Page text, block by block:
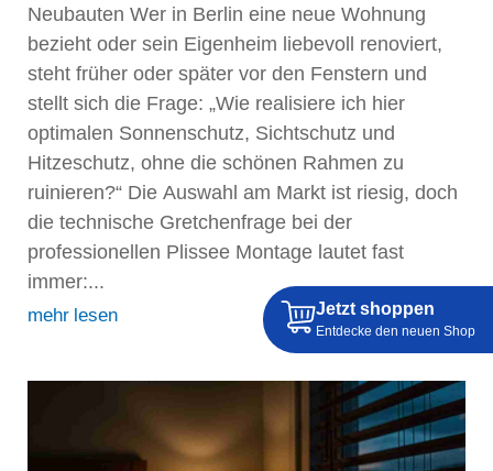
Neubauten Wer in Berlin eine neue Wohnung
bezieht oder sein Eigenheim liebevoll renoviert,
steht früher oder später vor den Fenstern und
stellt sich die Frage: „Wie realisiere ich hier
optimalen Sonnenschutz, Sichtschutz und
Hitzeschutz, ohne die schönen Rahmen zu
ruinieren?“ Die Auswahl am Markt ist riesig, doch
die technische Gretchenfrage bei der
professionellen Plissee Montage lautet fast
immer:...
mehr lesen Jetzt shoppen
Entdecke den neuen Shop